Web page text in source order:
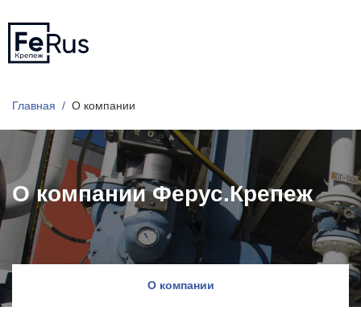
Главная О компании
О компании Ферус.Крепеж
О компании